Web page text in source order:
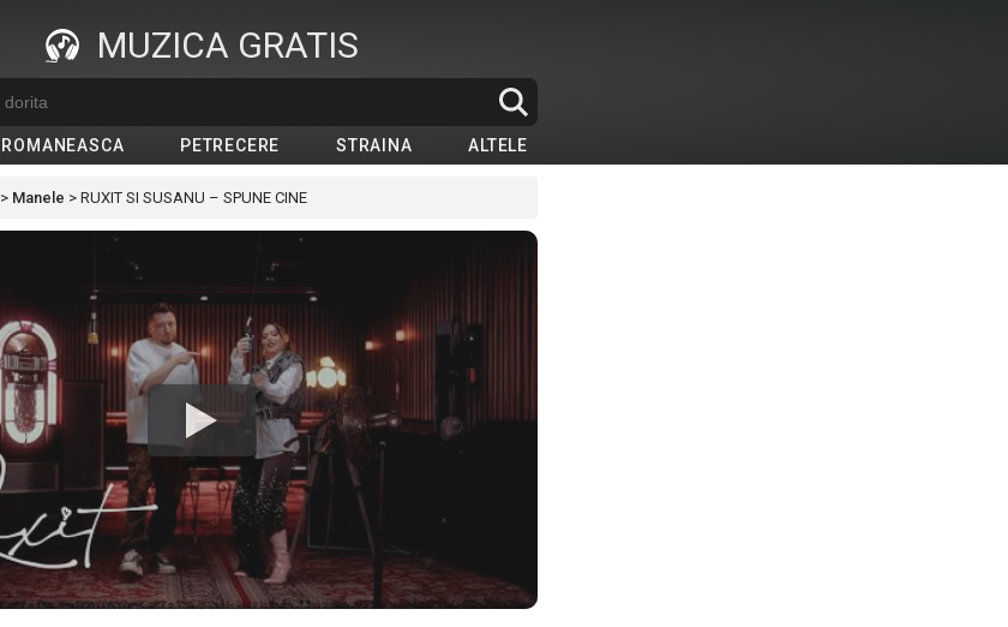
MUZICA GRATIS
ROMANEASCA PETRECERE STRAINA ALTELE
> Manele > RUXIT SI SUSANU – SPUNE CINE